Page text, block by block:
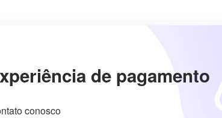
de pagamento
conosco